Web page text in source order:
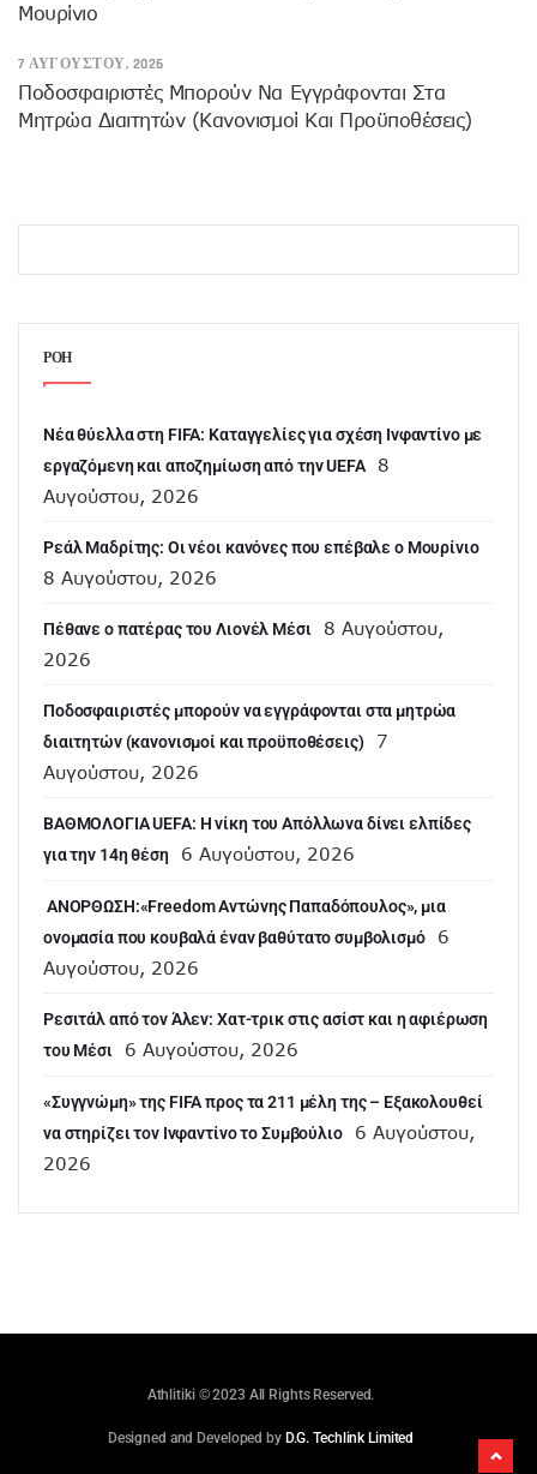
Μουρίνιο
7 ΑΥΓΟΎΣΤΟΥ, 2026
Ποδοσφαιριστές Μπορούν Να Εγγράφονται Στα
Μητρώα Διαιτητών (κανονισμοί Και Προϋποθέσεις)
ΡΟΗ
Νέα θύελλα στη FIFA: Καταγγελίες για σχέση Ινφαντίνο με
εργαζόμενη και αποζημίωση από την UEFA
8
Αυγούστου, 2026
Ρεάλ Μαδρίτης: Οι νέοι κανόνες που επέβαλε ο Μουρίνιο
8 Αυγούστου, 2026
Πέθανε ο πατέρας του Λιονέλ Μέσι
8 Αυγούστου,
2026
Ποδοσφαιριστές μπορούν να εγγράφονται στα μητρώα
διαιτητών (κανονισμοί και προϋποθέσεις)
7
Αυγούστου, 2026
ΒΑΘΜΟΛΟΓΙΑ UEFA: Η νίκη του Απόλλωνα δίνει ελπίδες
για την 14η θέση
6 Αυγούστου, 2026
ANOΡΘΩΣΗ:«Freedom Αντώνης Παπαδόπουλος», μια
ονομασία που κουβαλά έναν βαθύτατο συμβολισμό
6
Αυγούστου, 2026
Ρεσιτάλ από τον Άλεν: Χατ-τρικ στις ασίστ και η αφιέρωση
του Μέσι
6 Αυγούστου, 2026
«Συγγνώμη» της FIFA προς τα 211 μέλη της – Εξακολουθεί
να στηρίζει τον Ινφαντίνο το Συμβούλιο
6 Αυγούστου,
2026
Athlitiki © 2023 All Rights Reserved.
Designed and Developed by D.G. Techlink Limited